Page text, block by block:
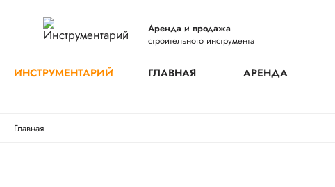
ИНСТРУМЕНТАРИЙ
Аренда и продажа
строительного инструмента
ГЛАВНАЯ АРЕНДА
Главная